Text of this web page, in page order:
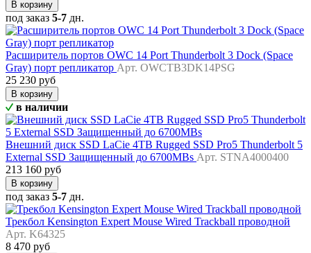
В корзину
под заказ 5-7 дн.
Расширитель портов OWC 14 Port Thunderbolt 3 Dock (Space
Gray) порт репликатор Арт. OWCTB3DK14PSG
25 230 руб
В корзину
в наличии
Внешний диск SSD LaCie 4TB Rugged SSD Pro5 Thunderbolt 5
External SSD Защищенный до 6700MBs Арт. STNA4000400
213 160 руб
В корзину
под заказ 5-7 дн.
Трекбол Kensington Expert Mouse Wired Trackball проводной
Арт. K64325
8 470 руб